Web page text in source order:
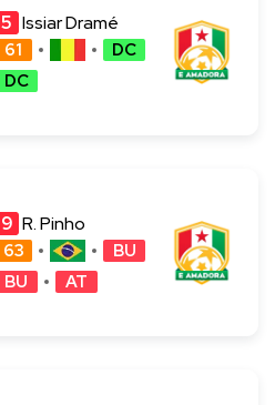
5 Issiar Dramé
61
DC
DC
9 R. Pinho
63
BU
BU
AT